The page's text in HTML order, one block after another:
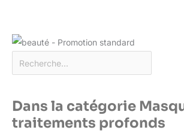
Dans la catégorie
traitements profonds